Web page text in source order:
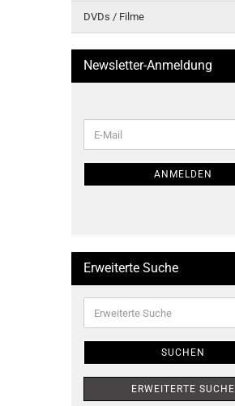
DVDs / Filme
Newsletter-Anmeldung
ZUR
E-
Mail
ANMELDEN
Erweiterte Suche
Suche
SUCHEN
ERWEITERTE SUCHE